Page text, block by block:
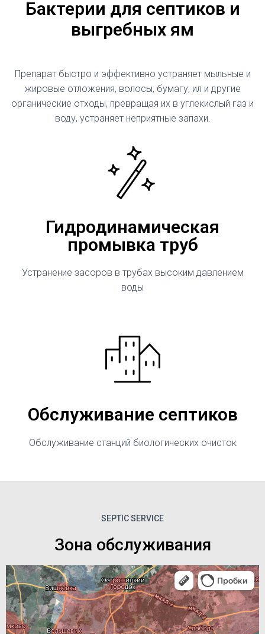
Бактерии для септиков и
выгребных ям
Препарат быстро и эффективно устраняет мыльные и
жировые отложения, волосы, бумагу, ил и другие
органические отходы, превращая их в углекислый газ и
воду, устраняет неприятные запахи.
Гидродинамическая
промывка труб
Устранение засоров в трубах высоким давлением
воды
Обслуживание септиков
Обслуживание станций биологических очисток
SEPTIC SERVICE
Зона обслуживания